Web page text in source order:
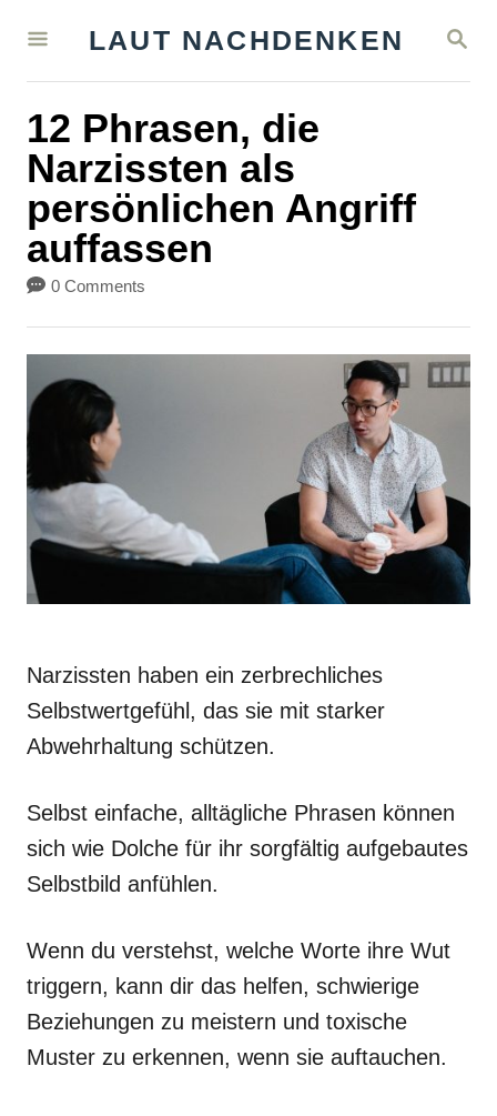
S
A
LAUT NACHDENKEN
12 Phrasen, die
Narzissten als
persönlichen Angriff
auffassen
0 Comments
Narzissten haben ein zerbrechliches
Selbstwertgefühl, das sie mit starker
Abwehrhaltung schützen.
Selbst einfache, alltägliche Phrasen können
sich wie Dolche für ihr sorgfältig aufgebautes
Selbstbild anfühlen.
Wenn du verstehst, welche Worte ihre Wut
triggern, kann dir das helfen, schwierige
Beziehungen zu meistern und toxische
Muster zu erkennen, wenn sie auftauchen.